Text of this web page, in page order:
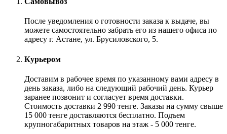
После уведомления о готовности заказа к выдаче, вы
можете самостоятельно забрать его из нашего офиса по
адресу г. Астане, ул. Брусиловского, 5.
Курьером
Доставим в рабочее время по указанному вами адресу в
день заказа, либо на следующий рабочий день. Курьер
заранее позвонит и согласует время доставки.
Стоимость доставки 2 990 тенге. Заказы на сумму свыше
15 000 тенге доставляются бесплатно. Подъем
крупногабаритных товаров на этаж - 5 000 тенге.